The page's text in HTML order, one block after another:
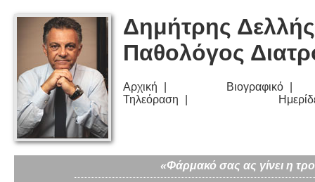
Δημήτρης
Παθολόγος
Αρχική
Βιογραφικό
Τηλεόραση
«Φάρμακό σας ας γίνει η